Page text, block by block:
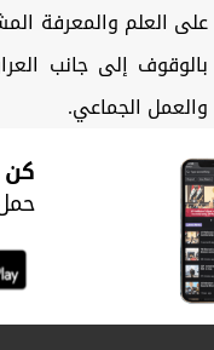
على العلم والمعرفة
بالوقوف إلى جانب
والعمل الجماعي.
كن